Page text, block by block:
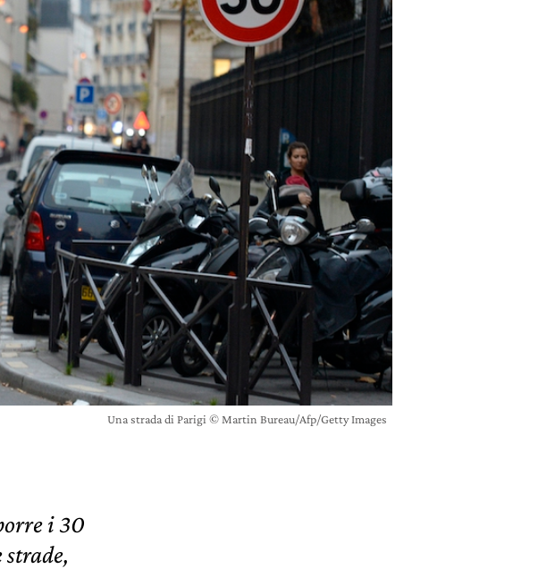
Una strada di Parigi © Martin Bureau/Afp/Getty Images
i 30